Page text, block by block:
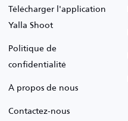
Télécharger l'application
Yalla Shoot
Politique de
confidentialité
À propos de nous
Contactez-nous